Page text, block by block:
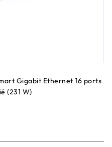
Gigabit Ethernet 16 ports
(231 W)